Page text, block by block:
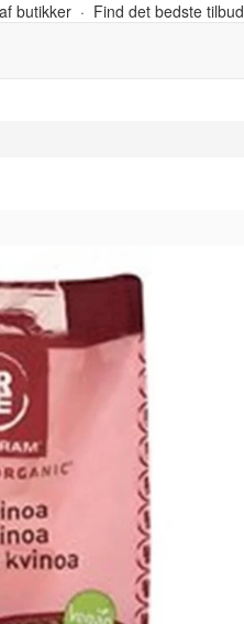
butikker · Find det bedste tilbud